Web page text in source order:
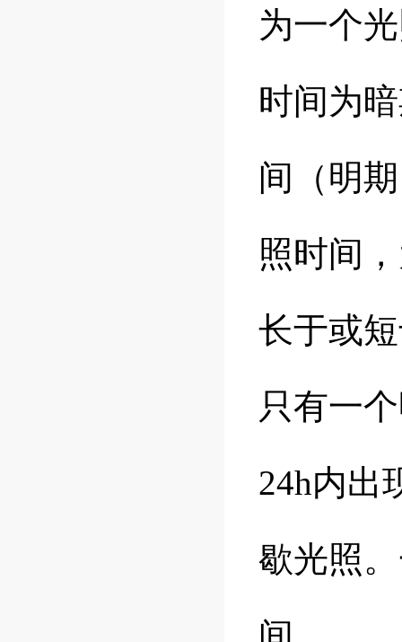
为一个
时间为
间（明
照时间
长于或
只有一
24h内出
歇光照